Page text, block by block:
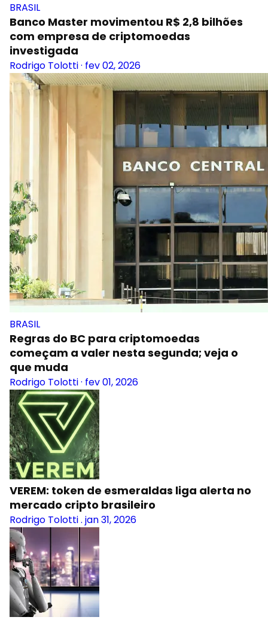
BRASIL
Banco Master movimentou R$ 2,8 bilhões
com empresa de criptomoedas
investigada
Rodrigo Tolotti· fev 02, 2026
BRASIL
Regras do BC para criptomoedas
começam a valer nesta segunda; veja o
que muda
Rodrigo Tolotti· fev 01, 2026
VEREM: token de esmeraldas liga alerta no
mercado cripto brasileiro
Rodrigo Tolotti. jan 31, 2026